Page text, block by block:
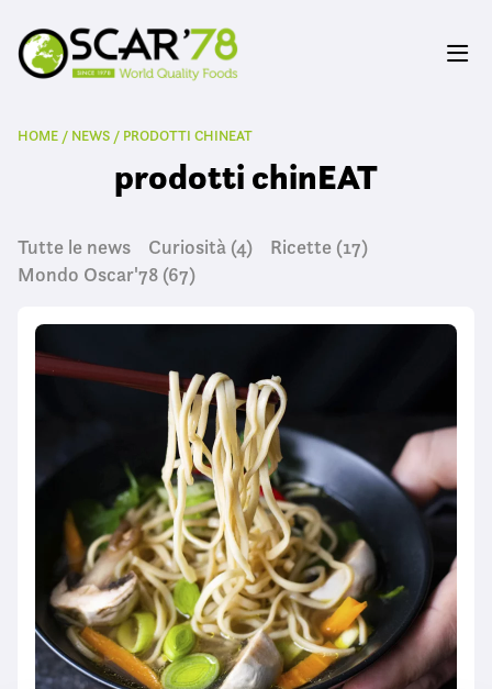
HOME / NEWS / PRODOTTI CHINEAT
prodotti chinEAT
Tutte le news Curiosità (4) Ricette (17)
Mondo Oscar'78 (67)